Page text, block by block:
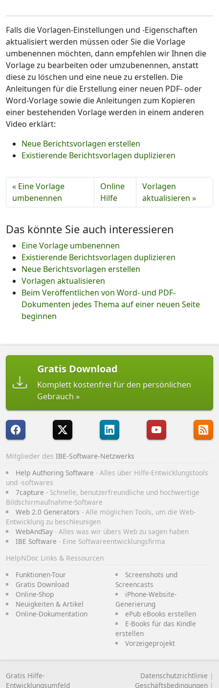
Falls die Vorlagen-Einstellungen und -Eigenschaften
aktualisiert werden müssen oder Sie die Vorlage
umbenennen möchten, dann empfehlen wir Ihnen die
Vorlage zu bearbeiten oder umzubenennen, anstatt
diese zu löschen und eine neue zu erstellen. Die
Anleitungen für die Erstellung einer neuen PDF- oder
Word-Vorlage sowie die Anleitungen zum Kopieren
einer bestehenden Vorlage werden in einem anderen
Video erklärt:
Neue Berichtsvorlagen erstellen
Existierende Berichtsvorlagen duplizieren
« Eine Vorlage
umbenennen
Online
Hilfe
Vorlagen
aktualisieren »
Das könnte Sie auch interessieren
Eine Vorlage umbenennen
Existierende Berichtsvorlagen duplizieren
Neue Berichtsvorlagen erstellen
Vorlagen aktualisieren
Beim Veröffentlichen von Word- und PDF-
Dokumenten jedes Thema auf einer neuen Seite
beginnen
Gratis Download
Komplett kostenfrei für den persönlichen
Gebrauch
Mitglieder des IBE-Software-Netzwerks
Help Authoring Software - Alles über Hilfe-Entwicklungstools
und -softwares
7capture - Schnelle, benutzerfreundliche und hochwertige
Bildschirmaufnahme-Software
Web 2.0 Generators - Alle möglichen Tools, um die Web-
Entwicklung zu beschleunigen
WebAndSay- Alles was wir übers Web zu sagen haben
IBE Software - Eine Softwareentwicklungsfirma
HelpNDoc Links & Ressourcen
Funktionen-Tour
Gratis Download
Online-Shop
Neuigkeiten & Artikel
Online-Dokumentation
Screenshots und
Screencasts
iPhone-Website-
Generierung
ePub eBooks erstellen
E-Books für das Kindle
erstellen
Vorzeigeprojekt
Gratis Hilfe-
Entwicklungsumfeld
Datenschutzrichtlinie |
Geschäftsbedingungen |